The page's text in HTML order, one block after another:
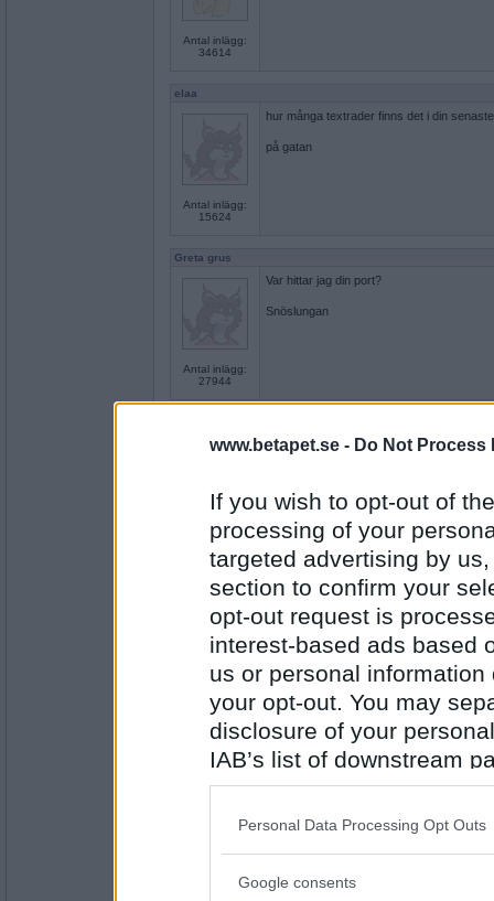
www.betapet.se - Do Not Process
If you wish to opt-out of
processing of your
targeted advertising by
section to confirm your
opt-out request is
interest-based ads based
us or personal
your opt-out. You may
disclosure of your
IAB’s list of downstream
also be disclosed by us
Downstream Participants
Please note that this
Personal Data Processing Opt Outs
Google consents
Antal inlägg:
34614
elaa
Antal inlägg:
15624
hur många textrader finns det i din
på gatan
Greta grus
Antal inlägg:
27944
Var hittar jag din port?
Snöslungan
Antal inlägg:
15624
vilken uppfinning tycker du är den bästa ?
Sotfinger
Antal inlägg:
22361
Vad upplever du som ditt största problem
Livet liksom vänder
Ruckzuck
(mot en mindre avgift).